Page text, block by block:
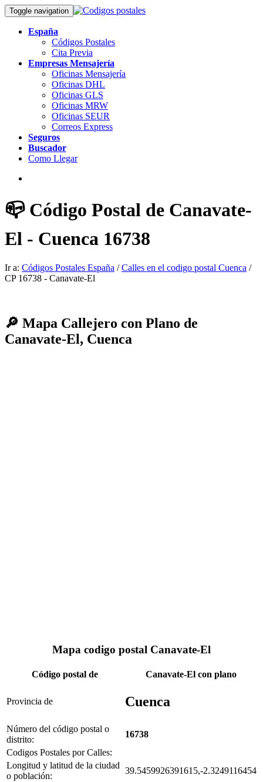
Toggle navigation
España
Códigos Postales
Cita Previa
Empresas Mensajería
Oficinas Mensajería
Oficinas DHL
Oficinas GLS
Oficinas MRW
Oficinas SEUR
Correos Express
Seguros
Buscador
Como Llegar
📪 Código Postal de Canavate-
El - Cuenca 16738
Ir a: Códigos Postales España /Calles en el codigo postal Cuenca /
CP 16738 - Canavate-El
🔎 Mapa Callejero con Plano de
Canavate-El, Cuenca
Mapa codigo postal Canavate-El
Código postal de Canavate-El con plano
Provincia de Cuenca
Número del código postal o
distrito:
16738
Codigos Postales por Calles:
Longitud y latitud de la ciudad
o población:
39.5459926391615,-2.3249116454